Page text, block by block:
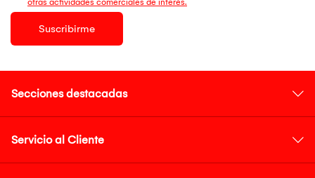
Suscribirme
Secciones destacadas
Servicio al Cliente